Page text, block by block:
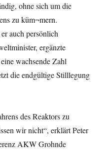
ohne sich um die
zu küm¬mern.
auch persönlich
ergänzte
wachsende Zahl
die endgültige Stilllegung
des Reaktors zu
wir nicht“, erklärt Peter
AKW Grohnde